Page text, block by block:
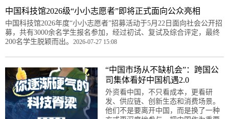
中国科技馆2026级“小小志愿者”即将正式面向公众亮相
中国科技馆2026年度“小小志愿者”招募活动于5月22日面向社会公开招
募，共有3000余名学生报名参加，经过初试、复试及综合评定，最终
200名学生脱颖而出。 2026-07-27 15:08
“中国市场从不缺机会”：跨国公
司集体看好中国机遇2.0
外资看中国，不只看成本，更看研
发、供应链、创新生态和消费场景。
他们不是要离开中国，而是换了一种